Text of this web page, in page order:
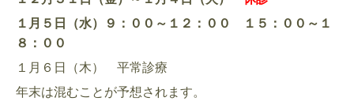
１月５日（水）９：００～１２：００ １５：００～１
８：００
１月６日（木） 平常診療
年末は混むことが予想されます。